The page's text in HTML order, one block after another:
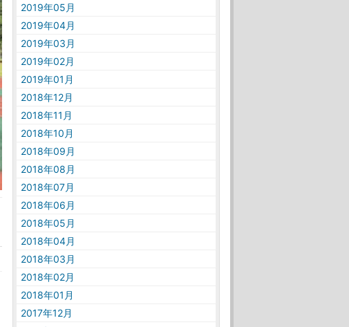
2019年05月
2019年04月
2019年03月
2019年02月
2019年01月
2018年12月
2018年11月
2018年10月
2018年09月
2018年08月
2018年07月
2018年06月
2018年05月
2018年04月
2018年03月
2018年02月
2018年01月
2017年12月